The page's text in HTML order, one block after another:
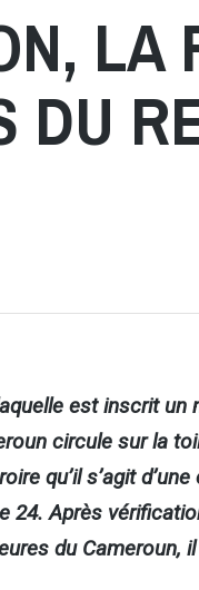
LA
DU
est inscrit un
circule sur la
qu’il s’agit
24. Après
du Cameroun, il